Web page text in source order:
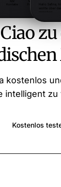
kostenlos
intelligent zu
Kostenlos